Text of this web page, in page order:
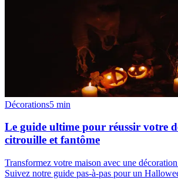
Décorations5 min
Le guide ultime pour réussir votre
citrouille et fantôme
Transformez votre maison avec une
Suivez notre guide pas-à-pas pour un